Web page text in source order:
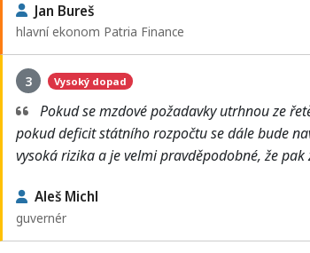
Jan Bureš
hlavní ekonom Patria Finance
3 Vysoký dopad
Pokud se mzdové požadavky utrhnou ze
pokud deficit státního rozpočtu se dále bude
vysoká rizika a je velmi pravděpodobné, že pak
Aleš Michl
guvernér